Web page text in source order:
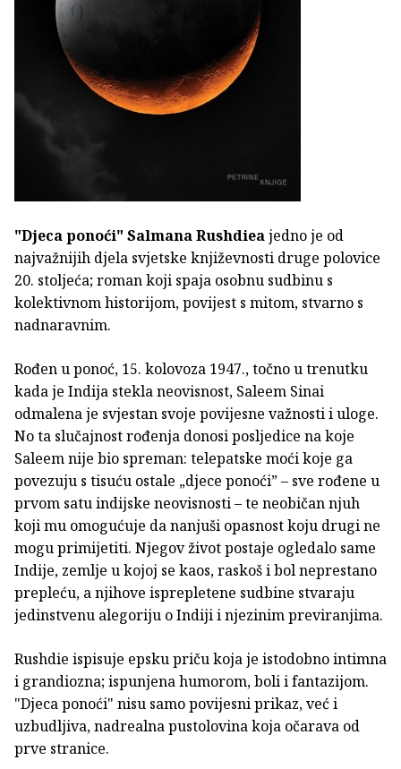
"Djeca ponoći" Salmana Rushdieajedno je od
najvažnijih djela svjetske književnosti druge polovice
20. stoljeća; roman koji spaja osobnu sudbinu s
kolektivnom historijom, povijest s mitom, stvarno s
nadnaravnim.
Rođen u ponoć, 15. kolovoza 1947., točno u trenutku
kada je Indija stekla neovisnost, Saleem Sinai
odmalena je svjestan svoje povijesne važnosti i uloge.
No ta slučajnost rođenja donosi posljedice na koje
Saleem nije bio spreman: telepatske moći koje ga
povezuju s tisuću ostale „djece ponoći” – sve rođene u
prvom satu indijske neovisnosti – te neobičan njuh
koji mu omogućuje da nanjuši opasnost koju drugi ne
mogu primijetiti. Njegov život postaje ogledalo same
Indije, zemlje u kojoj se kaos, raskoš i bol neprestano
prepleću, a njihove isprepletene sudbine stvaraju
jedinstvenu alegoriju o Indiji i njezinim previranjima.
Rushdie ispisuje epsku priču koja je istodobno intimna
i grandiozna; ispunjena humorom, boli i fantazijom.
"Djeca ponoći" nisu samo povijesni prikaz, već i
uzbudljiva, nadrealna pustolovina koja očarava od
prve stranice.